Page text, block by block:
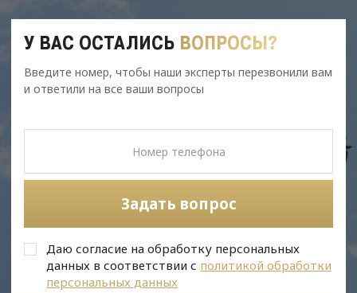
У ВАС ОСТАЛИСЬ ВОПРОСЫ?
Введите номер, чтобы наши эксперты перезвонили вам
и ответили на все ваши вопросы
Задать вопрос
Даю согласие на обработку персональных
данных в соответствии с политикой обработки
персональных данных